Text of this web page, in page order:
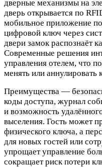
дверные механизмы на
дверь открывается по
мобильное приложение
цифровой ключ через
двери замок распознаёт
Современные решения
управления отелем, что
менять или
Преимущества —
коды доступа, журнал
и возможность
выселения. Гость может
физического ключа, а
для новых гостей или
упрощает управление
сокращает риск потери